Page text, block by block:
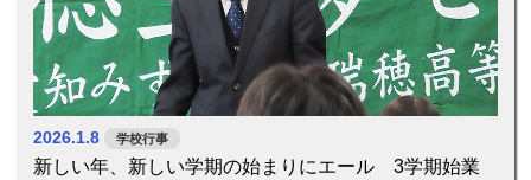
2026.1.8 学校行事
新しい年、新しい学期の始まりにエール 3学期始業